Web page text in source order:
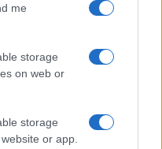
me
storage
on web or
storage
or app.